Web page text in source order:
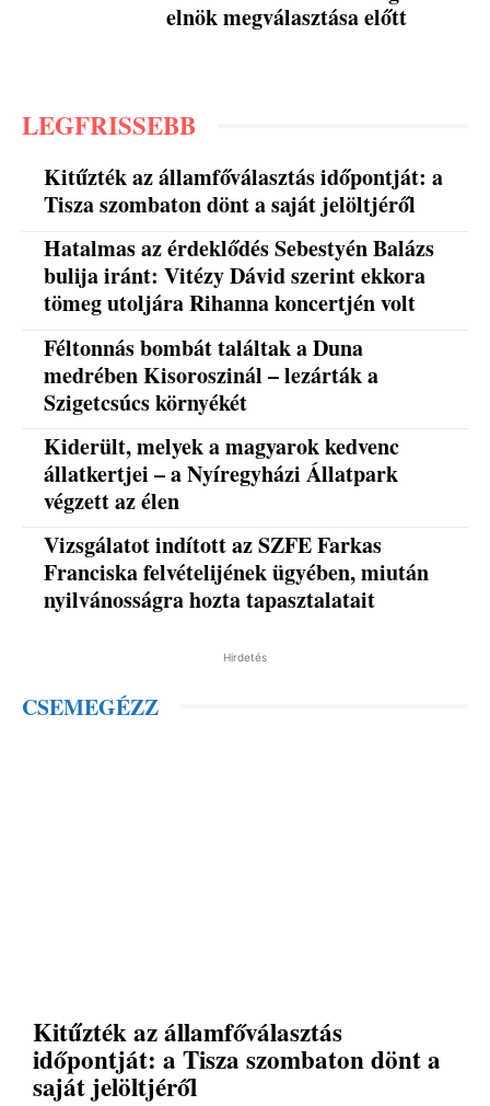
elnök megválasztása előtt
LEGFRISSEBB
Kitűzték az államfőválasztás időpontját: a
Tisza szombaton dönt a saját jelöltjéről
Hatalmas az érdeklődés Sebestyén Balázs
bulija iránt: Vitézy Dávid szerint ekkora
tömeg utoljára Rihanna koncertjén volt
Féltonnás bombát találtak a Duna
medrében Kisoroszinál – lezárták a
Szigetcsúcs környékét
Kiderült, melyek a magyarok kedvenc
állatkertjei – a Nyíregyházi Állatpark
végzett az élen
Vizsgálatot indított az SZFE Farkas
Franciska felvételijének ügyében, miután
nyilvánosságra hozta tapasztalatait
Hirdetés
CSEMEGÉZZ
Kitűzték az államfőválasztás
időpontját: a Tisza szombaton dönt a
saját jelöltjéről